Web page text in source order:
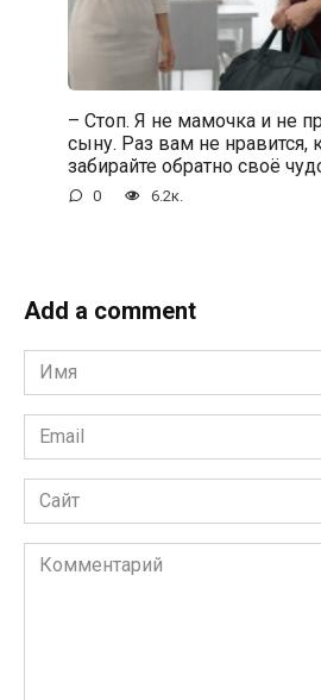
– Стоп. Я не мамочка и не
сыну. Раз вам не нравится,
забирайте обратно своё
0 6.2к.
Add a comment
Имя
*
Email
*
Сайт
Комментарий